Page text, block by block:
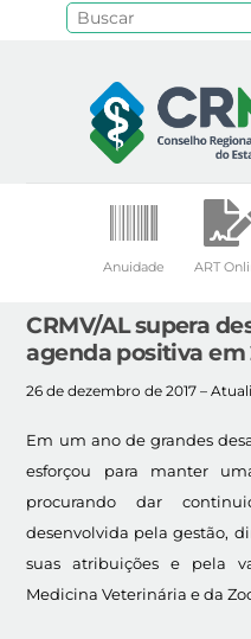
Anuidade ART
CRMV/AL supera
agenda positiva em
26 de dezembro de 2017 –
Em um ano de grandes
esforçou para manter
procurando dar
desenvolvida pela gestão,
suas atribuições e pela
Medicina Veterinária e da